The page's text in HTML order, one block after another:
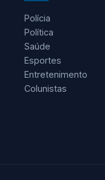
Polícia
Política
Saúde
Esportes
Entretenimento
Colunistas